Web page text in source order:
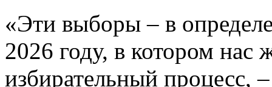
«Эти выборы – в
2026 году, в котором
избирательный процесс,